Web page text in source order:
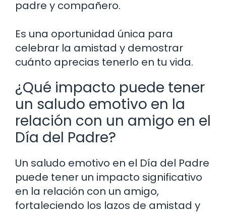
padre y compañero.
Es una oportunidad única para
celebrar la amistad y demostrar
cuánto aprecias tenerlo en tu vida.
¿Qué impacto puede tener
un saludo emotivo en la
relación con un amigo en el
Día del Padre?
Un saludo emotivo en el Día del Padre
puede tener un impacto significativo
en la relación con un amigo,
fortaleciendo los lazos de amistad y